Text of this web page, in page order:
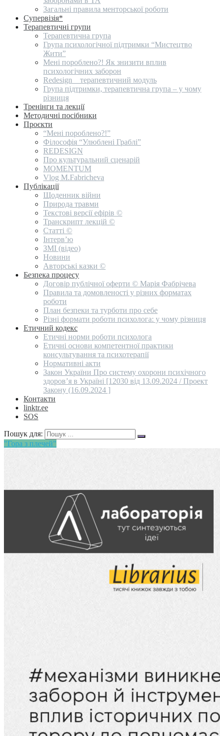
Загальні правила менторської роботи
Супервізія*
Терапевтичні групи
Терапевтична група
Група психологічної підтримки “Мистецтво
Жити”
Мені пороблено?! Як знизити вплив
психологічних заборон
Redesign _ терапевтичний модуль
Група підтримки, терапевтична група – у чому
різниця
Тренінги та лекції
Методичні посібники
Проєкти
“Мені пороблено?!”
Філософія “Улюблені Граблі”
REDESIGN
Про культуральний сценарій
MOMENTUM
Vlog M.Fabricheva
Публікації
Щоденник війни
Природа травми
Текстові версії ефірів ©
Транскрипт лекцій ©
Статті ©
Інтерв’ю
ЗМІ (відео)
Новини
Авторські казки ©
Безпека процесу
Договір публічної оферти © Марія Фабрічева
Правила та домовленості у різних форматах
роботи
План безпеки та турботи про себе
Різні формати роботи психолога: у чому різниця
Етичний кодекс
Етичні норми роботи психолога
Етичні основи компетентної практики
консультування та психотерапії
Нормативні акти
Закон України Про систему охорони психічного
здоров’я в Україні [12030 від 13.09.2024 / Проект
Закону (16.09.2024 ]
Контакти
linktr.ee
SOS
Пошук для:
"Гора з плечей"